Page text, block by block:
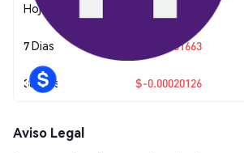
Hoje
7 Dias $-0.00001663
30 Dias $-0.00020126
Aviso Legal